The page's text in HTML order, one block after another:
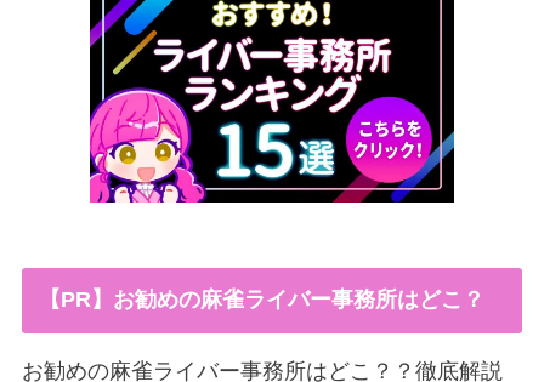
【PR】お勧めの麻雀ライバー事務所はどこ？
お勧めの麻雀ライバー事務所はどこ？？徹底解説